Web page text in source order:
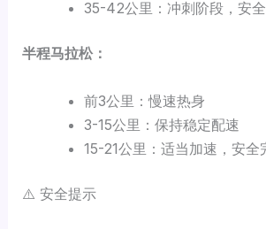
35-42公里：冲刺阶段，安
半程马拉松：
前3公里：慢速热身
3-15公里：保持稳定配速
15-21公里：适当加速，安全
⚠️ 安全提示